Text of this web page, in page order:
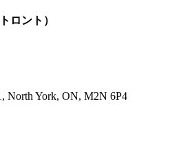
ロント）
North York, ON, M2N 6P4